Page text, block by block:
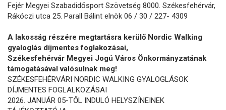
Fejér Megyei Szabadidősport Szövetség 8000. Székesfehérvár,
Rákóczi utca 25. Parall Bálint elnök 06 / 30 / 227- 4309
A lakosság részére megtartásra kerülő Nordic Walking
gyaloglás díjmentes foglakozásai,
Székesfehérvár Megyei Jogú Város Önkormányzatának
támogatásával valósulnak meg!
SZÉKESFEHÉRVÁRI NORDIC WALKING GYALOGLÁSOK
DÍJMENTES FOGLALKOZÁSAI
2026. JANUÁR 05-TŐL INDULÓ HELYSZÍNEINEK